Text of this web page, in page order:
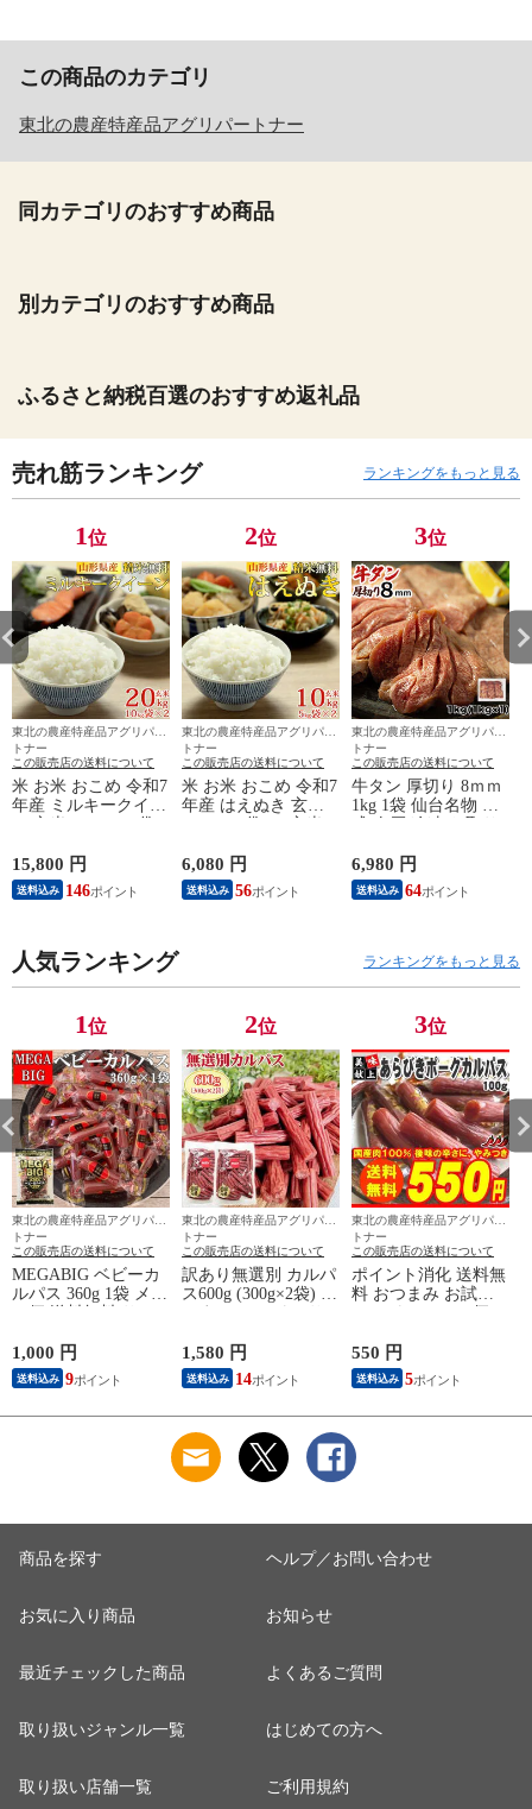
この商品のカテゴリ
東北の農産特産品アグリパートナー
同カテゴリのおすすめ商品
別カテゴリのおすすめ商品
ふるさと納税百選のおすすめ返礼品
売れ筋ランキング ランキングをもっと見る
1位
東北の農産特産品アグリパー
トナー
この販売店の送料について
米 お米 おこめ 令和7
年産 ミルキークイー
ン 玄米20kg 10kg袋
10kg×2袋 )山形県産
白米・無洗米・分づ
きにお好み精米 送料
き配可
15,800 円
送料込み 146
2位
東北の農産特産品アグリパー
トナー
この販売店の送料について
米 お米 おこめ 令和7
年産 はえぬき 玄米
10kg 5kg袋×2 (玄米の
産 白米・無洗米・分
づきにお好み精米 送
料無料 当日精米 沖
6,080 円
送料込み 56
3位
東北の農産特産品アグリパー
トナー
この販売店の送料について
牛タン 厚切り 8ｍｍ
1kg 1袋 仙台名物 熟
成 肉厚 冷凍 お取り
送料無料 [牛たん塩
味厚切8mm×1袋] 即
送 沖縄・離島配送不
6,980 円
送料込み 64
人気ランキング ランキングをもっと見る
1位
東北の農産特産品アグリパー
トナー
この販売店の送料について
MEGABIG ベビーカ
ルパス 360g 1袋 メー
ル便 送料無料 サラ
ポイント消化 おつま
み YP [サラミ家
MEGABIG ベビーカ
1,000 円
送料込み 9
2位
東北の農産特産品アグリパー
トナー
この販売店の送料について
訳あり無選別 カルパ
ス600g (300g×2袋) お
つまみ カルパス サ
し ポイント消化 お
徳用 メール便 NP [無
選別Aカルパス２袋
1,580 円
送料込み 14
3位
東北の農産特産品アグリパー
トナー
この販売店の送料について
ポイント消化 送料無
料 おつまみ お試し
カルパス メール便
パス 100g S2] YP 即
送
550 円
送料込み 5
商品を探す
お気に入り商品
最近チェックした商品
取り扱いジャンル一覧
取り扱い店舗一覧
ヘルプ／お問い合わせ
お知らせ
よくあるご質問
はじめての方へ
ご利用規約